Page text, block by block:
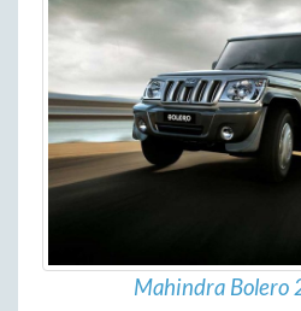
Mahindra